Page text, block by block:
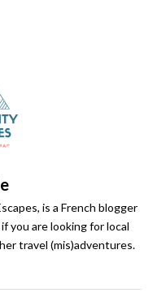
is a French blogger
you are looking for local
travel (mis)adventures.